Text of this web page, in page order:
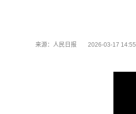
来源：人民日报 2026-03-17 14:55